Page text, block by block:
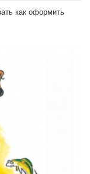
как оформить